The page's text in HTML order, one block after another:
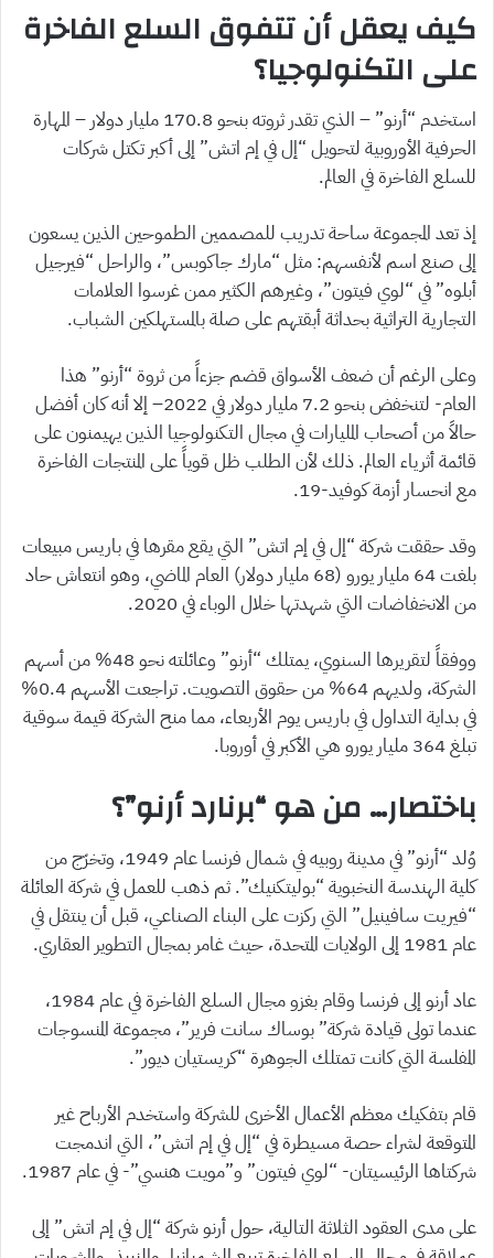
كيف يعقل أن تتفوق السلع الفاخرة
على التكنولوجيا؟
استخدم “أرنو” – الذي تقدر ثروته بنحو 170.8 مليار دولار – المهارة
الحرفية الأوروبية لتحويل “إل في إم اتش” إلى أكبر تكتل شركات
للسلع الفاخرة في العالم.
إذ تعد المجموعة ساحة تدريب للمصممين الطموحين الذين يسعون
إلى صنع اسم لأنفسهم: مثل “مارك جاكوبس”، والراحل “فيرجيل
أبلوه” في “لوي فيتون”، وغيرهم الكثير ممن غرسوا العلامات
التجارية التراثية بحداثة أبقتهم على صلة بالمستهلكين الشباب.
وعلى الرغم أن ضعف الأسواق قضم جزءاً من ثروة “أرنو” هذا
العام- لتنخفض بنحو 7.2 مليار دولار في 2022– إلا أنه كان أفضل
حالاً من أصحاب المليارات في مجال التكنولوجيا الذين يهيمنون على
قائمة أثرياء العالم. ذلك لأن الطلب ظل قوياً على المنتجات الفاخرة
مع انحسار أزمة كوفيد-19.
وقد حققت شركة “إل في إم اتش” التي يقع مقرها في باريس مبيعات
بلغت 64 مليار يورو (68 مليار دولار) العام الماضي، وهو انتعاش حاد
من الانخفاضات التي شهدتها خلال الوباء في 2020.
ووفقاً لتقريرها السنوي، يمتلك “أرنو” وعائلته نحو 48% من أسهم
الشركة، ولديهم 64% من حقوق التصويت. تراجعت الأسهم 0.4%
في بداية التداول في باريس يوم الأربعاء، مما منح الشركة قيمة سوقية
تبلغ 364 مليار يورو هي الأكبر في أوروبا.
باختصار… من هو “برنارد أرنو”؟
وُلد “أرنو” في مدينة روبيه في شمال فرنسا عام 1949، وتخرّج من
كلية الهندسة النخبوية “بوليتكنيك”. ثم ذهب للعمل في شركة العائلة
“فيريت سافينيل” التي ركزت على البناء الصناعي، قبل أن ينتقل في
عام 1981 إلى الولايات المتحدة، حيث غامر بمجال التطوير العقاري.
عاد أرنو إلى فرنسا وقام بغزو مجال السلع الفاخرة في عام 1984،
عندما تولى قيادة شركة” بوساك سانت فرير”، مجموعة المنسوجات
المفلسة التي كانت تمتلك الجوهرة “كريستيان ديور”.
قام بتفكيك معظم الأعمال الأخرى للشركة واستخدم الأرباح غير
المتوقعة لشراء حصة مسيطرة في “إل في إم اتش”، التي اندمجت
شركتاها الرئيسيتان- “لوي فيتون” و”مويت هنسي”- في عام 1987.
على مدى العقود الثلاثة التالية، حول أرنو شركة “إل في إم اتش” إلى